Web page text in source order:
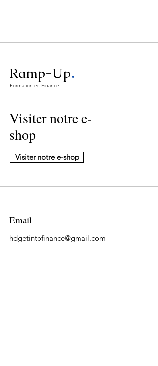
Ramp-Up.
Formation en Finance
Visiter notre e-
shop
Visiter notre e-shop
Email
hdgetintofinance@gmail.com